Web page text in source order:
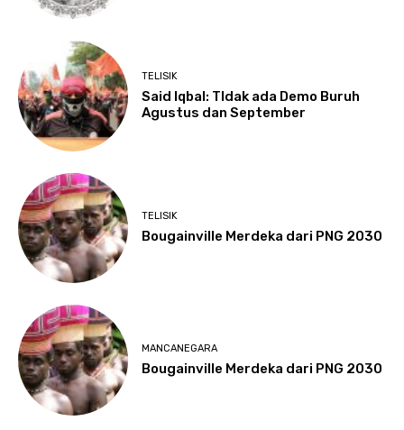
TELISIK
Said Iqbal: TIdak ada Demo Buruh
Agustus dan September
TELISIK
Bougainville Merdeka dari PNG 2030
MANCANEGARA
Bougainville Merdeka dari PNG 2030